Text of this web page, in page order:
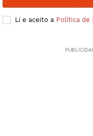
Li e aceito a Política de